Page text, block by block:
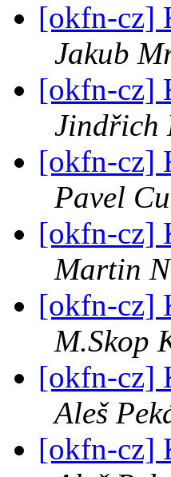
[okfn-cz]
Jakub
[okfn-cz]
Jindřich
[okfn-cz]
Pavel
[okfn-cz]
Martin
[okfn-cz]
M.Skop
[okfn-cz]
Aleš
[okfn-cz]